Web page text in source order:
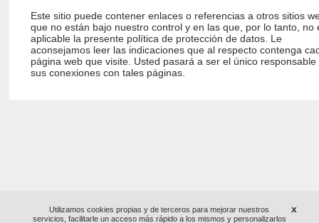
Utilizamos cookies propias y de terceros para mejorar nuestros
servicios, facilitarle un acceso más rápido a los mismos y personalizarlos
x
Este sitio puede contener enlaces o referencias a otros sitios
que no están bajo nuestro control y en las que, por lo tanto, no
aplicable la presente política de protección de datos. Le
aconsejamos leer las indicaciones que al respecto contenga
página web que visite. Usted pasará a ser el único responsable
sus conexiones con tales páginas.